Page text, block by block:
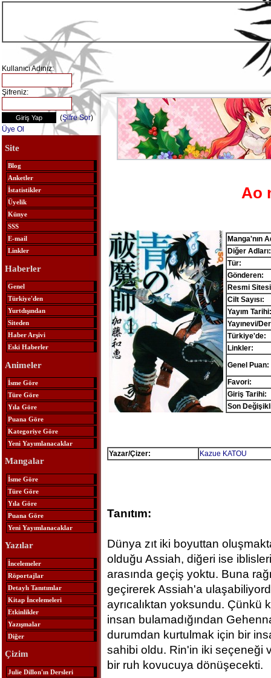
Kullanıcı Adınız:
Şifreniz:
(Şifre Sor)
Üye Ol
Site
Blog
Anketler
İstatistikler
Üyelik
Künye
SSS
E-mail
Linkler
Haberler
Genel
Türkiye'den
Yurtdışından
Siteden
Haber Arşivi
Eski Haberler
Animeler
İsme Göre
Türe Göre
Yıla Göre
Puana Göre
Kategoriye Göre
Yeni Yayımlanacaklar
Mangalar
İsme Göre
Türe Göre
Yıla Göre
Puana Göre
Yeni Yayımlanacaklar
Yazılar
İncelemeler
Röportajlar
Detaylı Tanıtımlar
Kitap İncelemeleri
Etkinlikler
Yazışmalar
Diğer
Çizim
Julie Dillon'ın Dersleri
Ao
Manga'nın
Diğer Adları:
Tür:
Gönderen:
Resmi
Cilt Sayısı:
Yayım Tarihi:
Yayınevi/
Türkiye'de:
Linkler:
Genel Puan:
Favori:
Giriş Tarihi:
Son
Yazar/Çizer: Kazue KATOU
Tanıtım:
Dünya zıt iki boyuttan
olduğu Assiah, diğeri ise
arasında geçiş yoktu. Buna
geçirerek Assiah'a
ayrıcalıktan yoksundu. Çünkü
insan bulamadığından
durumdan kurtulmak için bir
sahibi oldu. Rin'in iki seçeneği
bir ruh kovucuya dönüşecekti.